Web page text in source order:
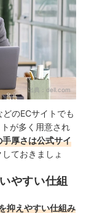
出典： dell.com
のECサイトでも
が多く用意され
厚さは公式サイ
ておきましょ
やすい仕組
抑えやすい仕組み